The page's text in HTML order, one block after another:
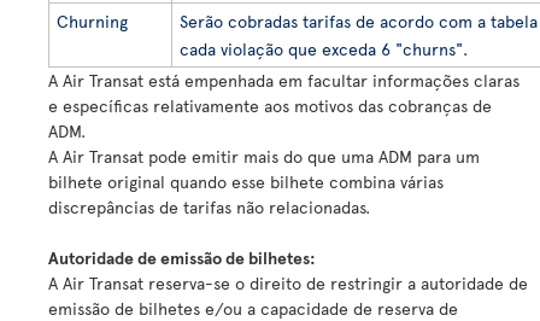
Churning
Serão cobradas tarifas de acordo com a
cada violação que exceda 6 "churns".
A Air Transat está empenhada em facultar informações claras
e específicas relativamente aos motivos das cobranças de
ADM.
A Air Transat pode emitir mais do que uma ADM para um
bilhete original quando esse bilhete combina várias
discrepâncias de tarifas não relacionadas.
Autoridade de emissão de bilhetes:
A Air Transat reserva-se o direito de restringir a autoridade de
emissão de bilhetes e/ou a capacidade de reserva de